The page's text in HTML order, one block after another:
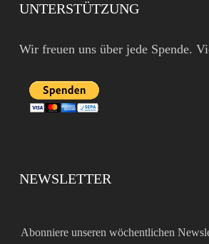
UNTERSTÜTZUNG
Wir freuen uns über jede Spende.
NEWSLETTER
Abonniere unseren wöchentlichen